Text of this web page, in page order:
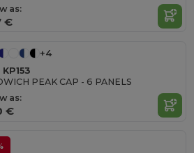
as:
€
+4
PEAK CAP - 6 PANELS
as:
€